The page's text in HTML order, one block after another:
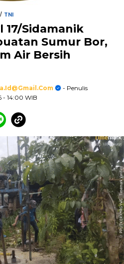
/ TNI
17/Sidamanik
Sumur Bor,
Air Bersih
- Penulis
- 14:00 WIB